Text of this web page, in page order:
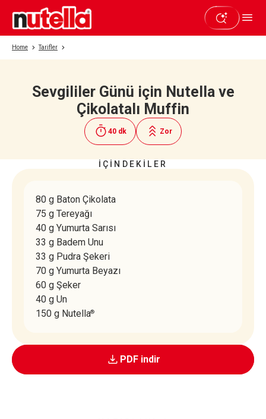
Home Tarifler
Sevgililer Günü için Nutella ve
Çikolatalı Muffin
40 dk Zor
Beğendiyseniz paylaşın
İÇİNDEKİLER
80 g Baton Çikolata
75 g Tereyağı
40 g Yumurta Sarısı
33 g Badem Unu
33 g Pudra Şekeri
70 g Yumurta Beyazı
60 g Şeker
40 g Un
150 g Nutella®
PDF indir